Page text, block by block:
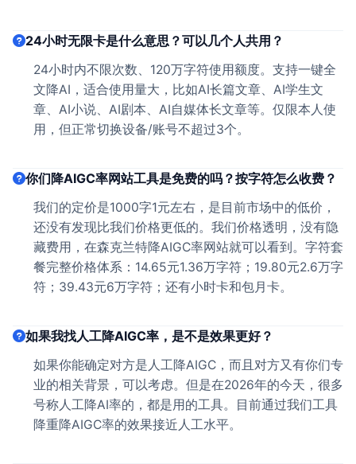
24小时无限卡是什么意思？可以几个人共用？
24小时内不限次数、120万字符使用额度。支持一键全
文降AI，适合使用量大，比如AI长篇文章、AI学生文
章、AI小说、AI剧本、AI自媒体长文章等。仅限本人使
用，但正常切换设备/账号不超过3个。
你们降AIGC率网站工具是免费的吗？按字符怎么收费？
我们的定价是1000字1元左右，是目前市场中的低价，
还没有发现比我们价格更低的。我们价格透明，没有隐
藏费用，在森克兰特降AIGC率网站就可以看到。字符套
餐完整价格体系：14.65元1.36万字符；19.80元2.6万字
符；39.43元6万字符；还有小时卡和包月卡。
如果我找人工降AIGC率，是不是效果更好？
如果你能确定对方是人工降AIGC，而且对方又有你们专
业的相关背景，可以考虑。但是在2026年的今天，很多
号称人工降AI率的，都是用的工具。目前通过我们工具
降重降AIGC率的效果接近人工水平。